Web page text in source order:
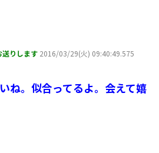
りします 2016/03/29(火) 09:40:49.575
ね。似合ってるよ。会えて嬉